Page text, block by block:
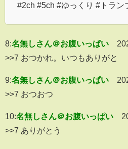
#2ch #5ch #ゆっくり #トラン
8:名無しさん＠お腹いっぱい
>>7 おつかれ。いつもありがと
9:名無しさん＠お腹いっぱい
>>7 おつおつ
10:名無しさん＠お腹いっぱい
>>7 ありがとう